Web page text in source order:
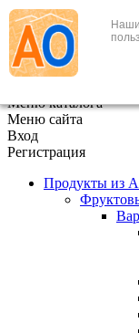
+7 (495) 646-888-1
В корзине 0
Меню каталога
Меню сайта
Вход
Регистрация
Продукты из